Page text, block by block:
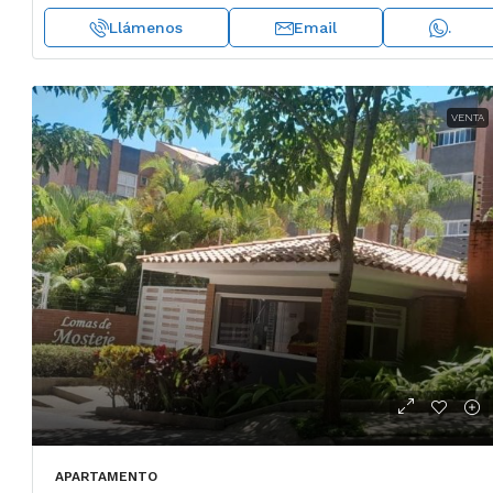
Llámenos Email .
VENTA
APARTAMENTO